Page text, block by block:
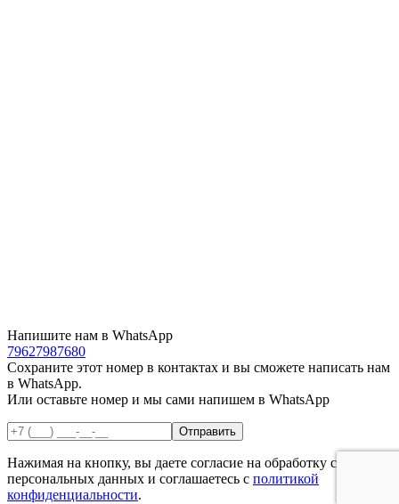
Напишите нам в WhatsApp
79627987680
Сохраните этот номер в контактах и вы сможете написать нам
в WhatsApp.
Или оставьте номер и мы сами напишем в WhatsApp
Нажимая на кнопку, вы даете согласие на обработку своих
персональных данных и соглашаетесь с политикой
конфиденциальности.